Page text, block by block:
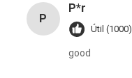
P
P*r
Útil (1000)
good